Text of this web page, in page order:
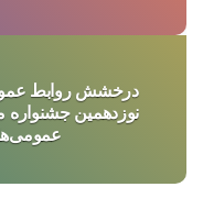
درخشش روابط
نوزدهمین جشنواره